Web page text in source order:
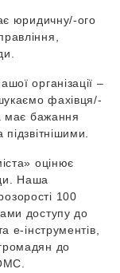
юридичну/-ого
організації –
фахівця/-
має бажання
оцінює
Наша
100
доступу до
е-інструментів,
до